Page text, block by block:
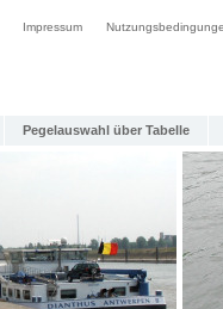
Impressum
Pegelauswahl über Tabelle